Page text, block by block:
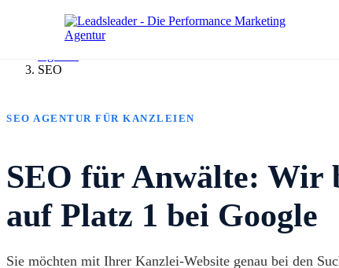
SEO
SEO AGENTUR FÜR KANZLEIEN
SEO für Anwälte: Wir
auf Platz 1 bei Google
Sie möchten mit Ihrer Kanzlei-Website genau bei den